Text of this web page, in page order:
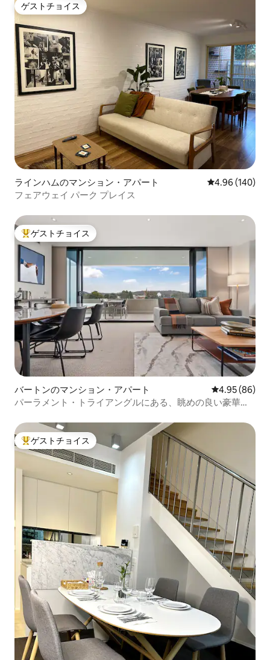
ゲストチョイス
ゲストチョイス
ラインハムのマンション・アパート レビュー140
4.96 (140)
フェアウェイ パーク プレイス
大好評のゲストチョイスです。
ゲストチョイス
バートンのマンション・アパート レビュー86
4.95 (86)
パーラメント・トライアングルにある、眺めの良い豪華な
大好評のゲストチョイスです。
ゲストチョイス